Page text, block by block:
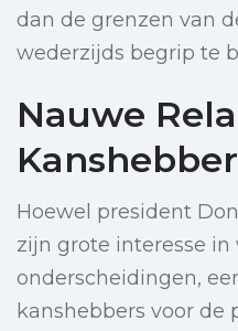
dan de grenzen van
wederzijds begrip te
Nauwe
Hoewel president
zijn grote interesse
onderscheidingen,
kanshebbers voor de